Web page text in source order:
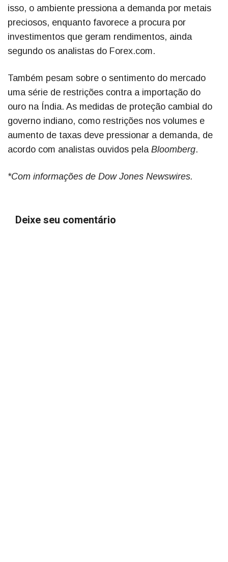
isso, o ambiente pressiona a demanda por metais
preciosos, enquanto favorece a procura por
investimentos que geram rendimentos, ainda
segundo os analistas do Forex.com.
Também pesam sobre o sentimento do mercado
uma série de restrições contra a importação do
ouro na Índia. As medidas de proteção cambial do
governo indiano, como restrições nos volumes e
aumento de taxas deve pressionar a demanda, de
acordo com analistas ouvidos pela Bloomberg.
*Com informações de Dow Jones Newswires.
Deixe seu comentário